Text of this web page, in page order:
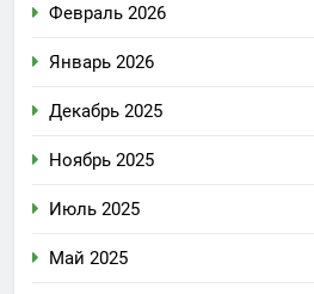
Февраль 2026
Январь 2026
Декабрь 2025
Ноябрь 2025
Июль 2025
Май 2025